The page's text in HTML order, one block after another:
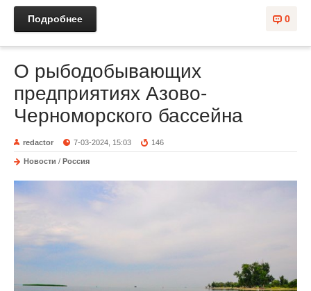
0
Подробнее
О рыбодобывающих
предприятиях Азово-
Черноморского бассейна
redactor 7-03-2024, 15:03 146
Новости / Россия